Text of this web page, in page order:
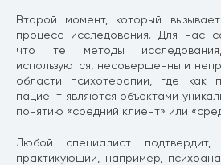
Второй момент, который
процесс исследования. Для нас
что те методы
используются, несовершенны и
области психотерапии, где как
пациент являются объектами
понятию «средний клиент» или
Любой специалист
практикующий, например,